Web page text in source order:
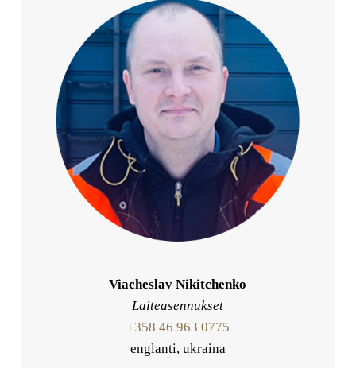
Viacheslav Nikitchenko
Laiteasennukset
+358 46 963 0775
englanti, ukraina